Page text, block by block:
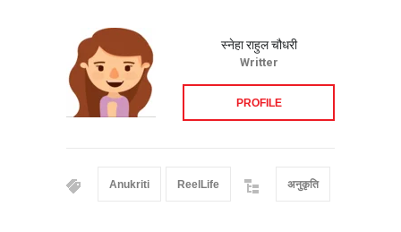
स्नेहा राहुल चौधरी
Writter
PROFILE
Anukriti ReelLife अनुकृति